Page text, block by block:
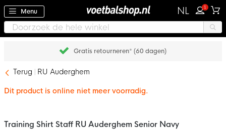
Menu NL 1
Gratis retourneren* (60 dagen)
Terug RU Auderghem
Dit product is online niet meer voorradig.
Training Shirt Staff RU Auderghem Senior Navy